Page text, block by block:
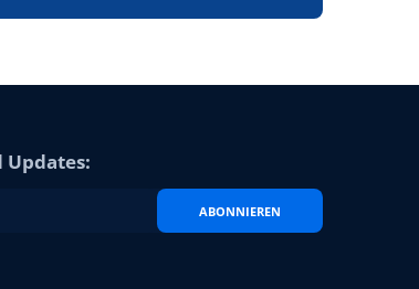
Updates:
ABONNIEREN